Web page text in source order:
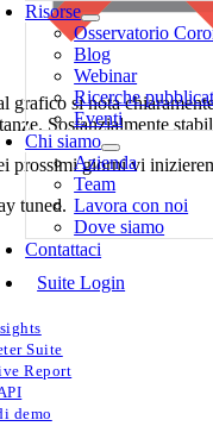
Risorse
Osservatorio
Blog
Webinar
Ricerche
Eventi
Chi siamo
Azienda
Team
Lavora con noi
Dove siamo
Contattaci
Suite Login
grafico si nota
Sostanzialmente
prossimi giorni vi
tuned.
Suite
Report
demo